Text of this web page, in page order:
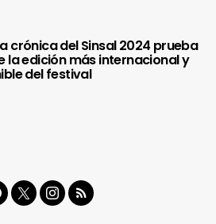
crónica del Sinsal 2024 prueba
la edición más internacional y
del festival